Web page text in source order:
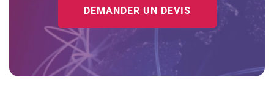
DEMANDER UN DEVIS